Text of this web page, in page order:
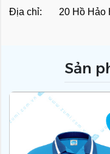
Địa chỉ: 20 Hồ Hảo
Sản